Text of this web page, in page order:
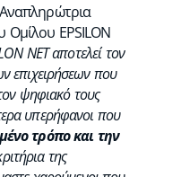
EPSILON
NET αποτελεί τον
επιχειρήσεων που
ψηφιακό τους
υπερήφανοι που
τρόπο και την
της